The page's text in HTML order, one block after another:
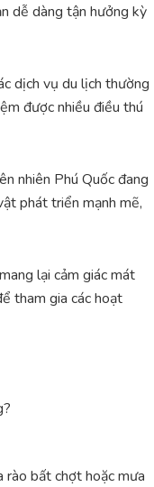
dễ dàng tận hưởng kỳ
dịch vụ du lịch thường
được nhiều điều thú
nhiên Phú Quốc đang
phát triển mạnh mẽ,
lại cảm giác mát
tham gia các hoạt
rào bất chợt hoặc mưa